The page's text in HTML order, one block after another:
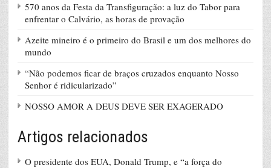
570 anos da Festa da Transfiguração: a luz do Tabor para
enfrentar o Calvário, as horas de provação
Azeite mineiro é o primeiro do Brasil e um dos melhores do
mundo
“Não podemos ficar de braços cruzados enquanto Nosso
Senhor é ridicularizado”
NOSSO AMOR A DEUS DEVE SER EXAGERADO
Artigos relacionados
O presidente dos EUA, Donald Trump, e “a força do